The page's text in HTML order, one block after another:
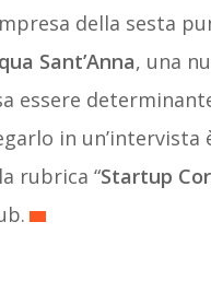
della sesta
Sant’Anna, una
essere
in un’intervista
rubrica “Startup